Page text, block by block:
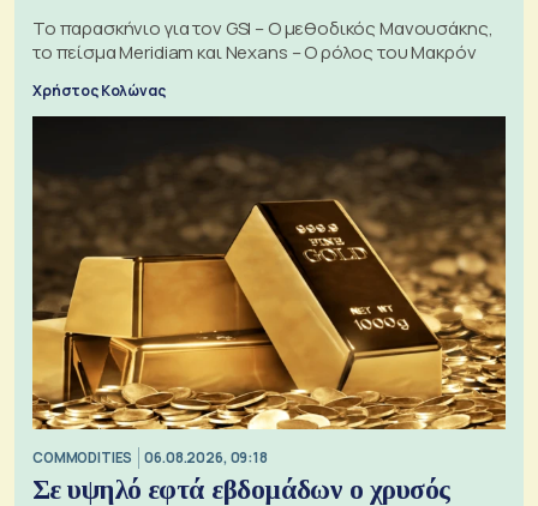
Το παρασκήνιο για τον GSI – Ο μεθοδικός Μανουσάκης,
το πείσμα Meridiam και Nexans – Ο ρόλος του Μακρόν
Χρήστος Κολώνας
COMMODITIES 06.08.2026, 09:18
Σε υψηλό εφτά εβδομάδων ο χρυσός